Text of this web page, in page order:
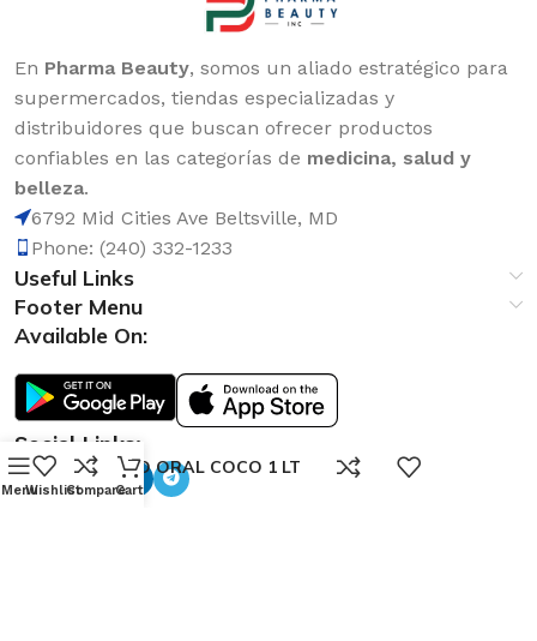
En Pharma Beauty, somos un aliado estratégico para
supermercados, tiendas especializadas y
distribuidores que buscan ofrecer productos
confiables en las categorías de medicina, salud y
belleza.
6792 Mid Cities Ave Beltsville, MD
Phone: (240) 332-1233
Useful Links
Footer Menu
Available On:
Social Links:
SUERO ORAL COCO 1 LT
MenuWishlistCompare
0
Cart